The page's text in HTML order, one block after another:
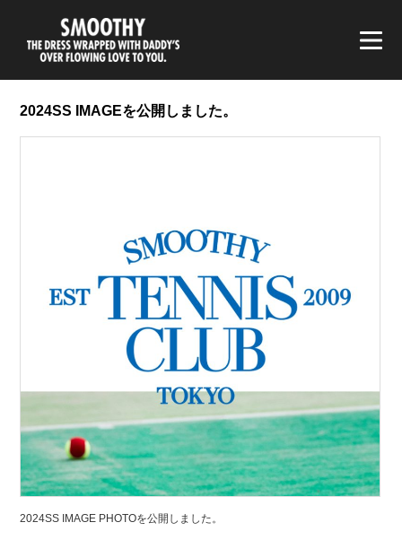
2024SS IMAGEを公開しました。
2024SS IMAGE PHOTOを公開しました。